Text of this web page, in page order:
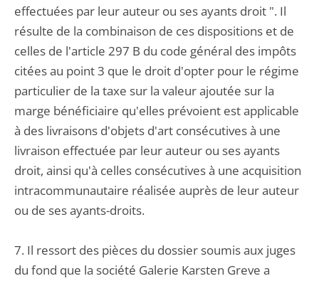
effectuées par leur auteur ou ses ayants droit ". Il
résulte de la combinaison de ces dispositions et de
celles de l'article 297 B du code général des impôts
citées au point 3 que le droit d'opter pour le régime
particulier de la taxe sur la valeur ajoutée sur la
marge bénéficiaire qu'elles prévoient est applicable
à des livraisons d'objets d'art consécutives à une
livraison effectuée par leur auteur ou ses ayants
droit, ainsi qu'à celles consécutives à une acquisition
intracommunautaire réalisée auprès de leur auteur
ou de ses ayants-droits.
7. Il ressort des pièces du dossier soumis aux juges
du fond que la société Galerie Karsten Greve a